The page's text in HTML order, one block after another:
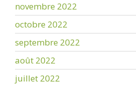
novembre 2022
octobre 2022
septembre 2022
août 2022
juillet 2022